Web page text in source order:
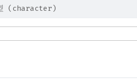
(character)